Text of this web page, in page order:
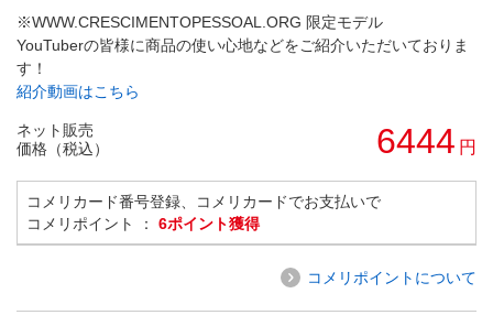
※WWW.CRESCIMENTOPESSOAL.ORG 限定モデル
YouTuberの皆様に商品の使い心地などをご紹介いただいておりま
す！
紹介動画はこちら
ネット販売
価格（税込）
6444 円
コメリカード番号登録、コメリカードでお支払いで
コメリポイント ： 6ポイント獲得
コメリポイントについて